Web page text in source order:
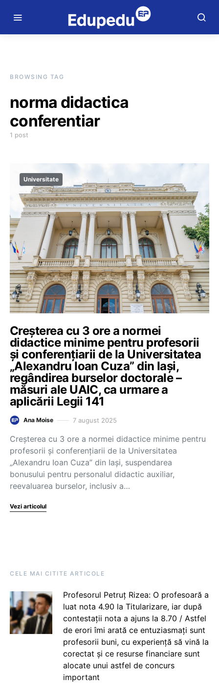
BROWSING TAG
norma didactica
conferentiar
1 post
Universitate
Creșterea cu 3 ore a normei
didactice minime pentru profesorii
și conferențiarii de la Universitatea
„Alexandru Ioan Cuza” din Iași,
regândirea burselor doctorale –
măsuri ale UAIC, ca urmare a
aplicării Legii 141
Ana Moise 7 august 2025
Creșterea cu 3 ore a normei didactice minime pentru
profesorii și conferențiarii de la Universitatea
„Alexandru Ioan Cuza” din Iași, suspendarea
bonusului pentru personalul didactic auxiliar,
reevaluarea burselor, inclusiv a…
Vezi articolul
CELE MAI CITITE ARTICOLE
Profesorul Petruț Rizea: O profesoară a
luat nota 4.90 la Titularizare, iar după
contestații nota a ajuns la 8.70 / Astfel
de erori îmi arată ce entuziasmați sunt
profesorii buni, cu experiență să vină la
corectat și ce resurse financiare sunt
alocate unui astfel de concurs
important